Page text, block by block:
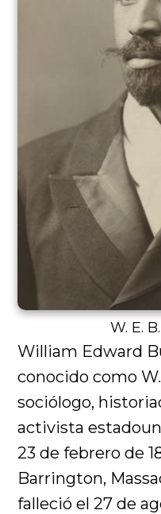
W. E.
William Edward
conocido como
sociólogo,
activista
23 de febrero de
Barrington,
falleció el 27 de